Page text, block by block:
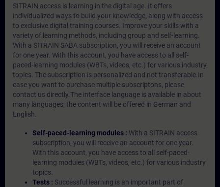
SITRAIN access is learning in the digital age. It offers
individualized ways to build your knowledge, along with access
to exclusive digital training courses. Improve your skills with a
variety of learning methods, including group and self-learning.
With a SITRAIN SABA subscription, you will receive an account
for one year. With this account, you have access to all self-
paced-learning modules (WBTs, videos, etc.) for various industry
topics. The subscription is personalized and not transferable.In
case you want to purchase multiple subscriptons, please
contact us directly.The interface language is available in about
many languages, the content will be offered in German and
English.
Self-paced-learning modules : With a SITRAIN access
subscription, you will receive an account for one year.
With this account, you have access to all self-paced-
learning modules (WBTs, videos, etc.) for various industry
topics.
Tests : Successful learning is an important part of